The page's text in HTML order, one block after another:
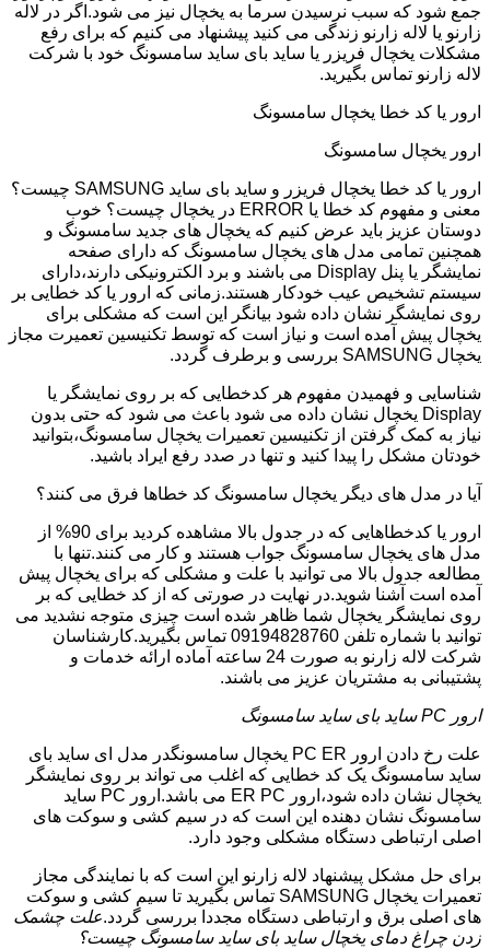
جمع شود که سبب نرسیدن سرما به یخچال نیز می شود.اگر در لاله
زارنو یا لاله زارنو زندگی می کنید پیشنهاد می کنیم که برای رفع
مشکلات یخچال فریزر یا ساید بای ساید سامسونگ خود با شرکت
لاله زارنو تماس بگیرید.
ارور یا کد خطا یخچال سامسونگ
ارور یخچال سامسونگ
ارور یا کد خطا یخچال فریزر و ساید بای ساید SAMSUNG چیست؟
معنی و مفهوم کد خطا یا ERROR در یخچال چیست؟ خوب
دوستان عزیز باید عرض کنیم که یخچال های جدید سامسونگ و
همچنین تمامی مدل های یخچال سامسونگ که دارای صفحه
نمایشگر یا پنل Display می باشند و برد الکترونیکی دارند،دارای
سیستم تشخیص عیب خودکار هستند.زمانی که ارور یا کد خطایی بر
روی نمایشگر نشان داده شود بیانگر این است که مشکلی برای
یخچال پیش آمده است و نیاز است که توسط تکنیسین تعمیرت مجاز
یخچال SAMSUNG بررسی و برطرف گردد.
شناسایی و فهمیدن مفهوم هر کدخطایی که بر روی نمایشگر یا
Display یخچال نشان داده می شود باعث می شود که حتی بدون
نیاز به کمک گرفتن از تکنیسین تعمیرات یخچال سامسونگ،بتوانید
خودتان مشکل را پیدا کنید و تنها در صدد رفع ایراد باشید.
آیا در مدل های دیگر یخچال سامسونگ کد خطاها فرق می کنند؟
ارور یا کدخطاهایی که در جدول بالا مشاهده کردید برای 90% از
مدل های یخچال سامسونگ جواب هستند و کار می کنند.تنها با
مطالعه جدول بالا می توانید با علت و مشکلی که برای یخچال پیش
آمده است آشنا شوید.در نهایت در صورتی که از کد خطایی که بر
روی نمایشگر یخچال شما ظاهر شده است چیزی متوجه نشدید می
توانید با شماره تلفن 09194828760 تماس بگیرید.کارشناسان
شرکت لاله زارنو به صورت 24 ساعته آماده ارائه خدمات و
پشتیبانی به مشتریان عزیز می باشند.
ارور PC ساید بای ساید سامسونگ
علت رخ دادن ارور PC ER یخچال سامسونگدر مدل ای ساید بای
ساید سامسونگ یک کد خطایی که اغلب می تواند بر روی نمایشگر
یخچال نشان داده شود،ارور ER PC می باشد.ارور PC ساید
سامسونگ نشان دهنده این است که در سیم کشی و سوکت های
اصلی ارتباطی دستگاه مشکلی وجود دارد.
برای حل مشکل پیشنهاد لاله زارنو این است که با نمایندگی مجاز
تعمیرات یخچال SAMSUNG تماس بگیرید تا سیم کشی و سوکت
های اصلی برق و ارتباطی دستگاه مجددا بررسی گردد.علت چشمک
زدن چراغ دمای یخچال ساید بای ساید سامسونگ چیست؟